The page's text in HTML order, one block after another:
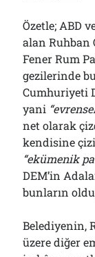
Özetle; ABD
alan Ruhban
Fener Rum
gezilerinde
Cumhuriyeti
yani
net olarak
kendisine
“ekümenik
DEM’in
bunların
Belediyenin,
üzere diğer